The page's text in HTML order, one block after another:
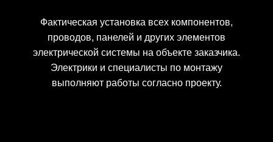
Фактическая установка всех компонентов,
проводов, панелей и других элементов
электрической системы на объекте заказчика.
Электрики и специалисты по монтажу
выполняют работы согласно проекту.